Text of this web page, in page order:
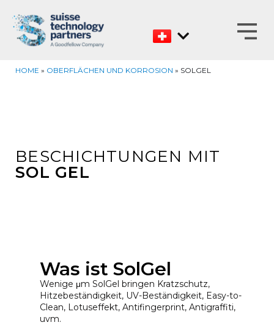
Zum
Inhalt
HOME » OBERFLÄCHEN UND KORROSION » SOLGEL
BESCHICHTUNGEN MIT
SOL GEL
Was ist SolGel
Wenige μm SolGel bringen Kratzschutz,
Hitzebeständigkeit, UV-Beständigkeit, Easy-to-
Clean, Lotuseffekt, Antifingerprint, Antigraffiti,
uvm.